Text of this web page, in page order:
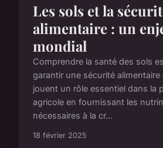
Les sols et la
alimentaire : un
mondial
Comprendre la santé des sols
garantir une sécurité alimentaire
jouent un rôle essentiel dans la
agricole en fournissant les
nécessaires à la cr...
18 février 2025